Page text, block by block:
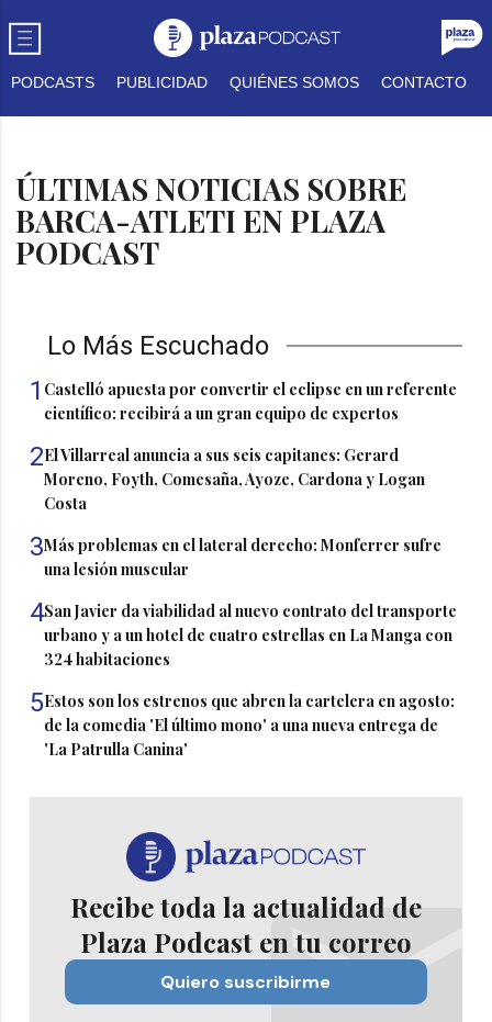
PODCASTS PUBLICIDAD QUIÉNES SOMOS CONTACTO
ÚLTIMAS NOTICIAS SOBRE
BARCA-ATLETI EN PLAZA
PODCAST
Lo Más Escuchado
1 Castelló apuesta por convertir el eclipse en un referente
científico: recibirá a un gran equipo de expertos
2El Villarreal anuncia a sus seis capitanes: Gerard
Moreno, Foyth, Comesaña, Ayoze, Cardona y Logan
Costa
3Más problemas en el lateral derecho: Monferrer sufre
una lesión muscular
4San Javier da viabilidad al nuevo contrato del transporte
urbano y a un hotel de cuatro estrellas en La Manga con
324 habitaciones
5Estos son los estrenos que abren la cartelera en agosto:
de la comedia 'El último mono' a una nueva entrega de
'La Patrulla Canina'
Recibe toda la actualidad de
Plaza Podcast en tu correo
Quiero suscribirme